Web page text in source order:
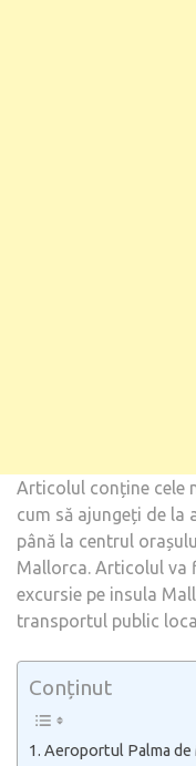
Articolul conține cele
cum să ajungeți de la
până la centrul
Mallorca. Articolul va
excursie pe insula
transportul public
Conținut
Aeroportul Palma de